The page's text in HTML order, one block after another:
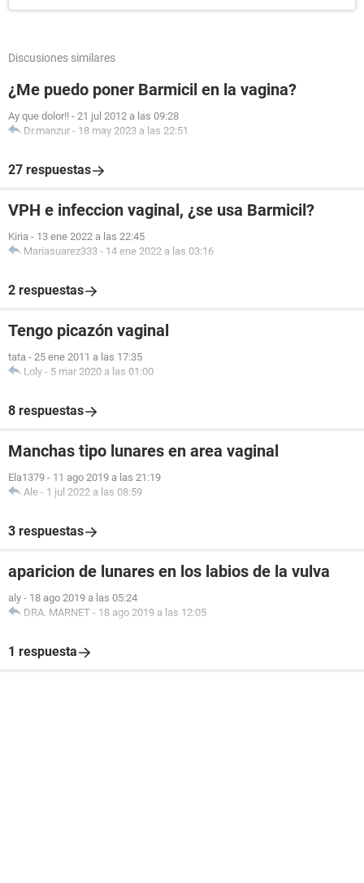
Discusiones similares
¿Me puedo poner Barmicil en la vagina?
Ay que dolor!! - 21 jul 2012 a las 09:28
Dr.manzur - 18 may 2023 a las 22:51
27 respuestas
VPH e infeccion vaginal, ¿se usa Barmicil?
Kiria - 13 ene 2022 a las 22:45
Mariasuarez333 - 14 ene 2022 a las 03:16
2 respuestas
Tengo picazón vaginal
tata - 25 ene 2011 a las 17:35
Loly - 5 mar 2020 a las 01:00
8 respuestas
Manchas tipo lunares en area vaginal
Ela1379 - 11 ago 2019 a las 21:19
Ale - 1 jul 2022 a las 08:59
3 respuestas
aparicion de lunares en los labios de la vulva
aly - 18 ago 2019 a las 05:24
DRA. MARNET - 18 ago 2019 a las 12:05
1 respuesta